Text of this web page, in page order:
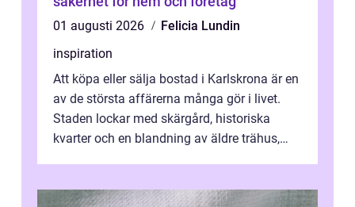
01 augusti 2026
Felicia Lundin
inspiration
Att köpa eller sälja bostad i Karlskrona är en
av de största affärerna många gör i livet.
Staden lockar med skärgård, historiska
kvarter och en blandning av äldre trähus,